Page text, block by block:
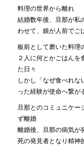
料理の世界から離れ
結婚数年後、旦那が私
わせて、娘が人前でご
板前として磨いた料理
２人に何とかごはん
た日々
しかし「なぜ食べれ
った経験が使命へ繋が
旦那とのコミュニケー
ず離婚
離婚後、旦那の病気が
死の発見者となり精神